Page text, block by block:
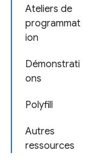
Ateliers de
programmat
ion
Démonstrati
ons
Polyfill
Autres
ressources